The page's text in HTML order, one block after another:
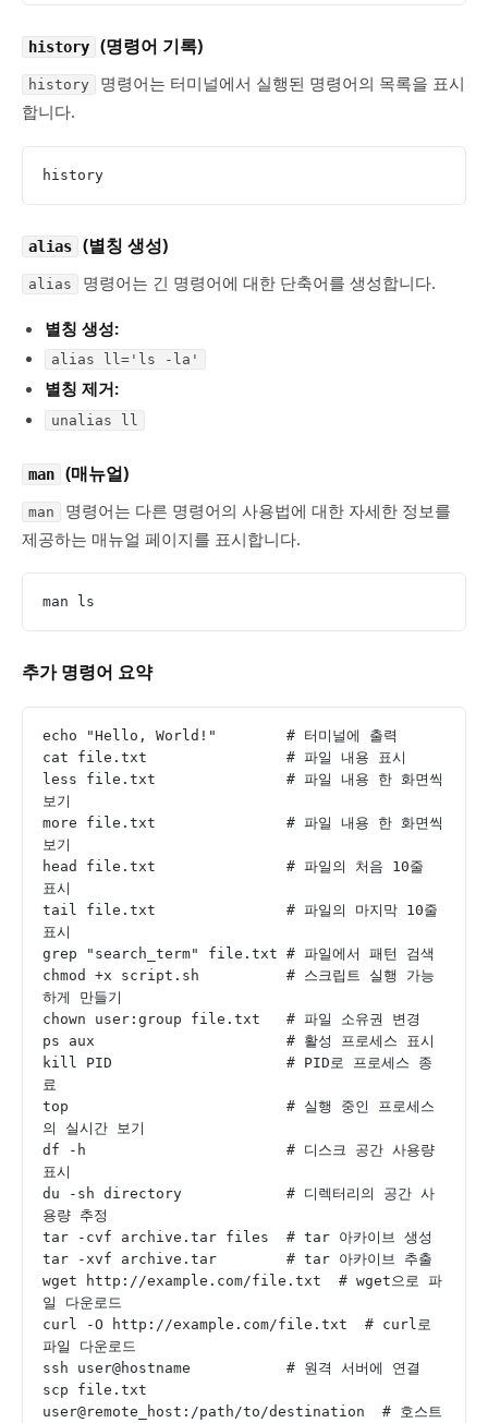
history (명령어 기록)
history
명령어는 터미널에서 실행된 명령어의 목록을 표시
합니다.
history
alias (별칭 생성)
alias 명령어는 긴 명령어에 대한 단축어를 생성합니다.
별칭 생성:
alias ll='ls -la'
별칭 제거:
unalias ll
man (매뉴얼)
man
명령어는 다른 명령어의 사용법에 대한 자세한 정보를
제공하는 매뉴얼 페이지를 표시합니다.
man ls
추가 명령어 요약
echo "Hello, World!"        # 터미널에 출력
cat file.txt                # 파일 내용 표시
less file.txt               # 파일 내용 한 화면씩
보기
more file.txt               # 파일 내용 한 화면씩
보기
head file.txt               # 파일의 처음 10줄
표시
tail file.txt               # 파일의 마지막 10줄
표시
grep "search_term" file.txt # 파일에서 패턴 검색
chmod +x script.sh          # 스크립트 실행 가능
하게 만들기
chown user:group file.txt   # 파일 소유권 변경
ps aux                      # 활성 프로세스 표시
kill PID                    # PID로 프로세스 종
료
top                         # 실행 중인 프로세스
의 실시간 보기
df -h                       # 디스크 공간 사용량
표시
du -sh directory            # 디렉터리의 공간 사
용량 추정
tar -cvf archive.tar files  # tar 아카이브 생성
tar -xvf archive.tar        # tar 아카이브 추출
wget http://example.com/file.txt  # wget으로 파
일 다운로드
curl -O http://example.com/file.txt  # curl로
파일 다운로드
ssh user@hostname           # 원격 서버에 연결
scp file.txt
user@remote_host:/path/to/destination  # 호스트